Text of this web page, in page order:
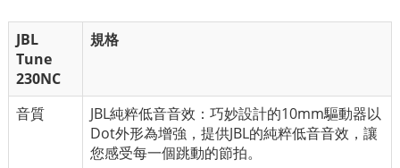
JBL
Tune
230NC
規格
音質
JBL純粹低音音效：巧妙設計的10mm驅動器以
Dot外形為增強，提供JBL的純粹低音音效，讓
您感受每一個跳動的節拍。